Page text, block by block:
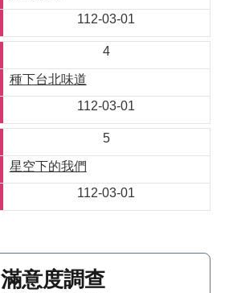
112-03-01
4
種下台北味道
112-03-01
5
星空下的我們
112-03-01
滿意度調查